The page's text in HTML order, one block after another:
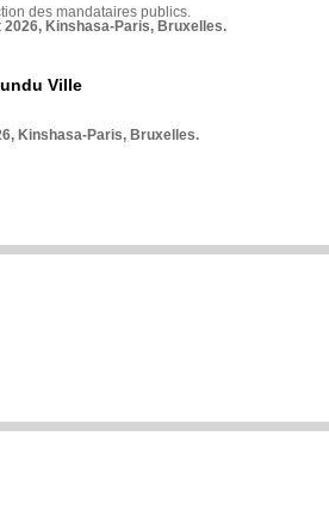
des mandataires publics.
2026, Kinshasa-Paris, Bruxelles.
Ville
Kinshasa-Paris, Bruxelles.